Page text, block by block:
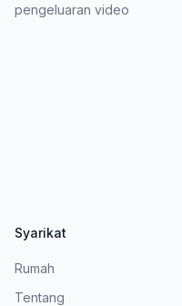
pengeluaran video
Syarikat
Rumah
Tentang